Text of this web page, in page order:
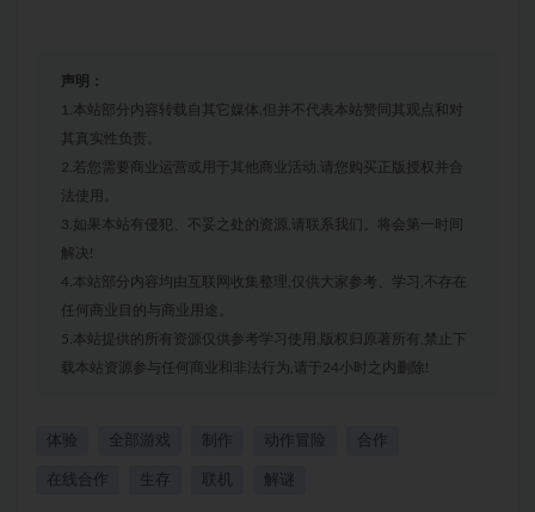
声明：
1.本站部分内容转载自其它媒体,但并不代表本站赞同其观点和对
其真实性负责。
2.若您需要商业运营或用于其他商业活动,请您购买正版授权并合
法使用。
3.如果本站有侵犯、不妥之处的资源,请联系我们。将会第一时间
解决!
4.本站部分内容均由互联网收集整理,仅供大家参考、学习,不存在
任何商业目的与商业用途。
5.本站提供的所有资源仅供参考学习使用,版权归原著所有,禁止下
载本站资源参与任何商业和非法行为,请于24小时之内删除!
体验 全部游戏 制作 动作冒险 合作
在线合作 生存 联机 解谜